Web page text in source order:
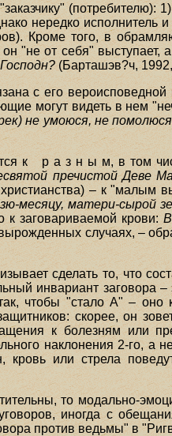
(потребителю):
нередко исполнитель
Кроме того, в
"не от себя" выступает,
(Барташэв?ч,
с его вероисповедной
могут видеть в нем
не умоюся, не
к р а з н ы м, в том
пречистой Деве
– к "малым
месяцу, матери-сырой
заговариваемой крови:
случаях, –
сделать то, что
инвариант заговора –
чтобы "стало А" –
скорее, он
к болезням или
наклонения 2-го, а
или стрела
то модально-
иногда с
против ведьмы" в